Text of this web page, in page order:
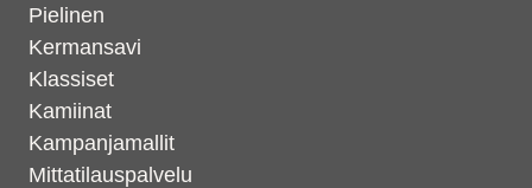
Pielinen
Kermansavi
Klassiset
Kamiinat
Kampanjamallit
Mittatilauspalvelu